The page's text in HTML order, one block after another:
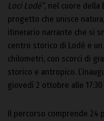
Loci Lodè”, nel cuore della
progetto che unisce
itinerario narrante che si
centro storico di Lodè e
chilometri, con scorci di
storico e antropico.
giovedì 2 ottobre alle
Il percorso comprende 24